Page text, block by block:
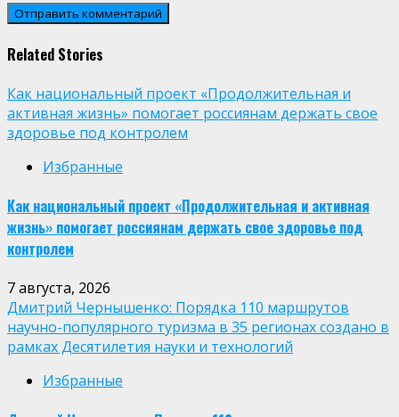
Related Stories
Как национальный проект «Продолжительная и
активная жизнь» помогает россиянам держать свое
здоровье под контролем
Избранные
Как национальный проект «Продолжительная и активная
жизнь» помогает россиянам держать свое здоровье под
контролем
7 августа, 2026
Дмитрий Чернышенко: Порядка 110 маршрутов
научно-популярного туризма в 35 регионах создано в
рамках Десятилетия науки и технологий
Избранные